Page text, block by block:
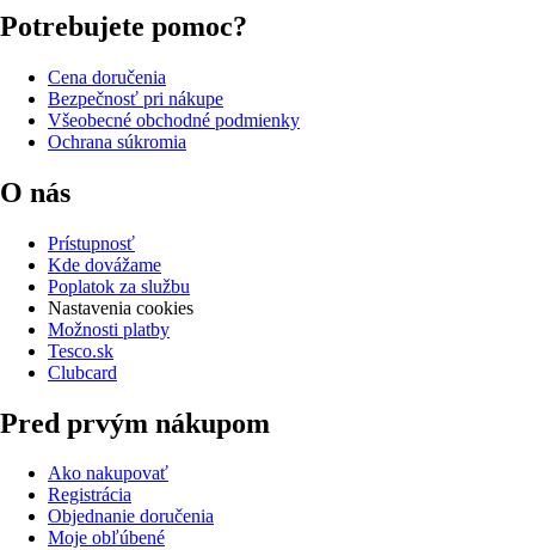
Potrebujete pomoc?
Cena doručenia
Bezpečnosť pri nákupe
Všeobecné obchodné podmienky
Ochrana súkromia
O nás
Prístupnosť
Kde dovážame
Poplatok za službu
Nastavenia cookies
Možnosti platby
Tesco.sk
Clubcard
Pred prvým nákupom
Ako nakupovať
Registrácia
Objednanie doručenia
Moje obľúbené